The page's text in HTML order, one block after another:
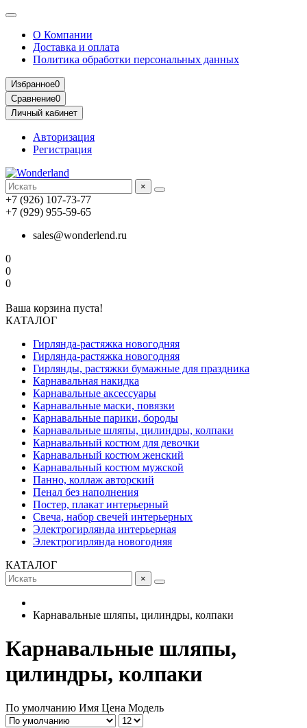
О Компании
Доставка и оплата
Политика обработки персональных данных
Избранное0
Сравнение0
Личный кабинет
Авторизация
Регистрация
×
+7 (926) 107-73-77
+7 (929) 955-59-65
sales@wonderlend.ru
0
0
0
Ваша корзина пуста!
КАТАЛОГ
Гирлянда-растяжка новогодняя
Гирлянда-растяжка новогодняя
Гирлянды, растяжки бумажные для праздника
Карнавальная накидка
Карнавальные аксессуары
Карнавальные маски, повязки
Карнавальные парики, бороды
Карнавальные шляпы, цилиндры, колпаки
Карнавальный костюм для девочки
Карнавальный костюм женский
Карнавальный костюм мужской
Панно, коллаж авторский
Пенал без наполнения
Постер, плакат интерьерный
Свеча, набор свечей интерьерных
Электрогирлянда интерьерная
Электрогирлянда новогодняя
КАТАЛОГ
×
Карнавальные шляпы, цилиндры, колпаки
Карнавальные шляпы,
цилиндры, колпаки
По умолчанию Имя Цена Модель